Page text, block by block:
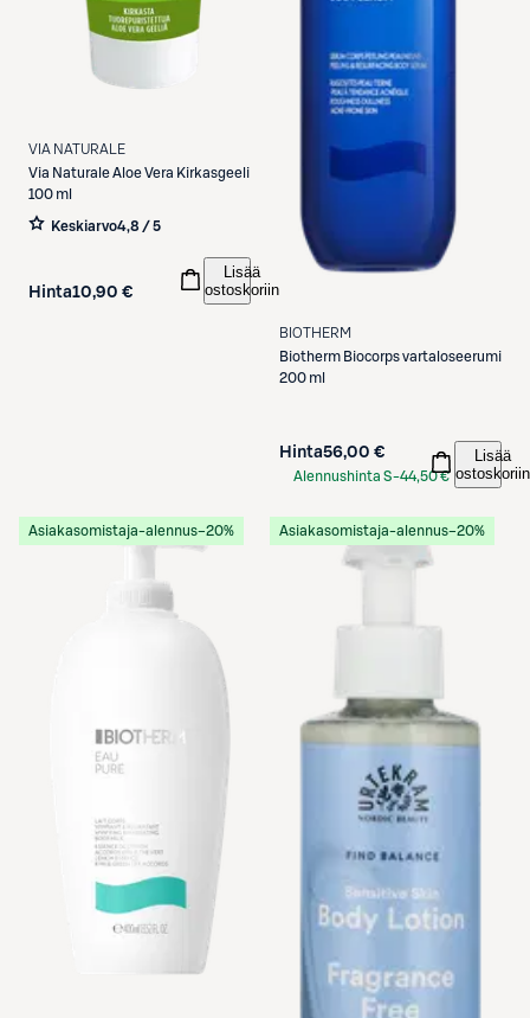
VIA NATURALE
Via NaturaleAloe Vera Kirkasgeeli
100 ml
Keskiarvo4,8 / 5
Hinta10,90 €
Lisää
ostoskoriin
BIOTHERM
Biotherm Biocorps vartaloseerumi
200 ml
Hinta56,00 €
Alennushinta S-44,50 €
Lisää
ostoskoriin
Asiakasomistaja-alennus−20% Asiakasomistaja-alennus−20%